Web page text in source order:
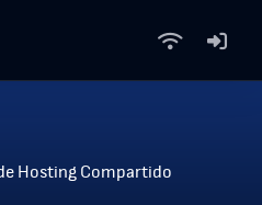
Hosting Compartido